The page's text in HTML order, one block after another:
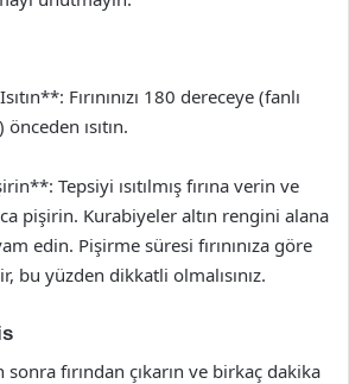
Fırınınızı 180 dereceye (fanlı
ısıtın.
Tepsiyi ısıtılmış fırına verin ve
pişirin. Kurabiyeler altın rengini alana
edin. Pişirme süresi fırınınıza göre
bu yüzden dikkatli olmalısınız.
fırından çıkarın ve birkaç dakika